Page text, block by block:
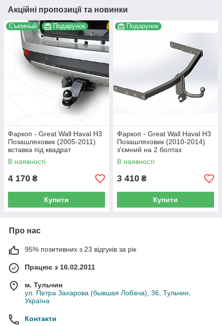
Акційні пропозиції та новинки
Съемный Подарунок
Фаркоп - Great Wall Haval H3
Позашляховик (2005-2011)
вставка під квадрат
В наявності
4 170 ₴
Купити
Подарунок
Фаркоп - Great Wall Haval H3
Позашляховик (2010-2014)
з'ємний на 2 болтах
В наявності
3 410 ₴
Купити
Про нас
95% позитивних з 23 відгуків за рік
Працює з 16.02.2011
м. Тульчин
ул. Петра Захарова (бывшая Лобача), 36, Тульчин,
Україна
Контакти